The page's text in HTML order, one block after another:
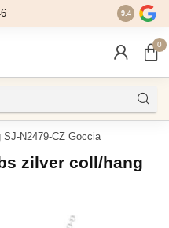
9.4
0
N2479-CZ Goccia
zilver coll/hang